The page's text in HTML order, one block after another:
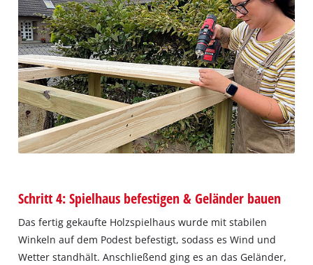
Schritt 4: Spielhaus befestigen & Geländer bauen
Das fertig gekaufte Holzspielhaus wurde mit stabilen
Winkeln auf dem Podest befestigt, sodass es Wind und
Wetter standhält. Anschließend ging es an das Geländer,